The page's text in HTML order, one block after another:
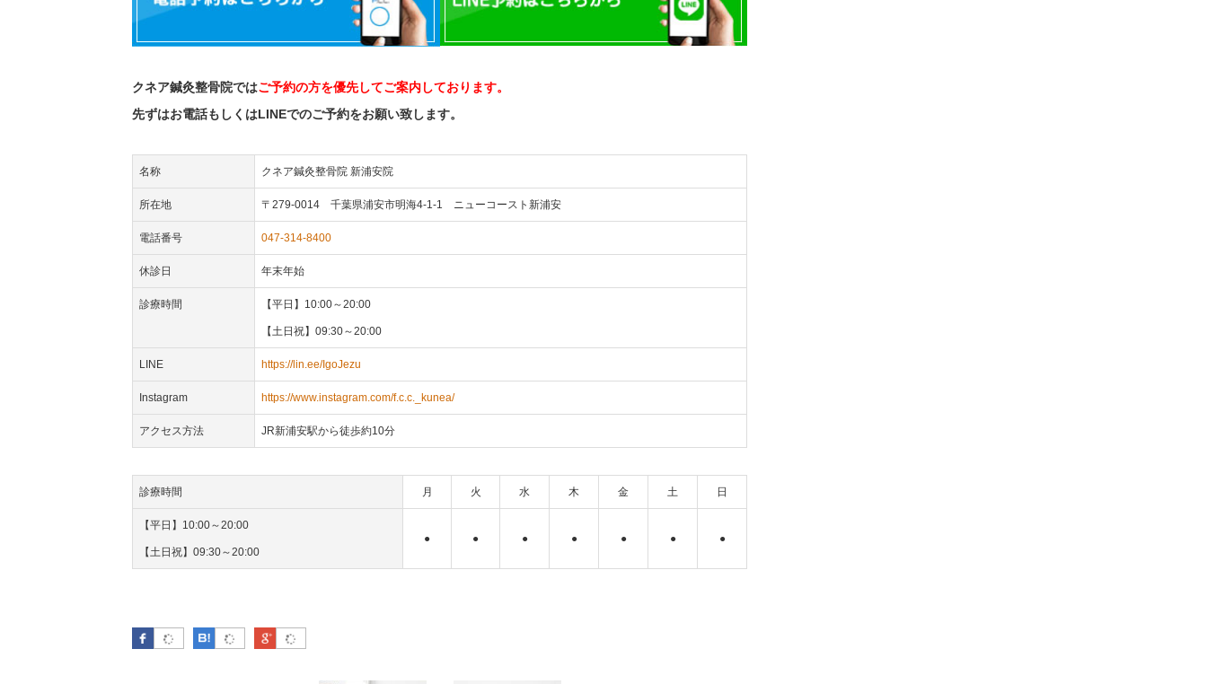
クネア鍼灸整骨院ではご予約の方を優先してご案内しております。
先ずはお電話もしくはLINEでのご予約をお願い致します。
名称 クネア鍼灸整骨院 新浦安院
所在地 〒279-0014 千葉県浦安市明海4-1-1 ニューコースト新浦安
電話番号 047-314-8400
休診日 年末年始
診療時間 【平日】10:00～20:00
【土日祝】09:30～20:00
LINE https://lin.ee/IgoJezu
Instagram https://www.instagram.com/f.c.c._kunea/
アクセス方法 JR新浦安駅から徒歩約10分
診療時間 月 火 水 木 金 土 日
【平日】10:00～20:00
【土日祝】09:30～20:00
● ● ● ● ● ● ●
Facebook はてなブックマーク
Google Plus